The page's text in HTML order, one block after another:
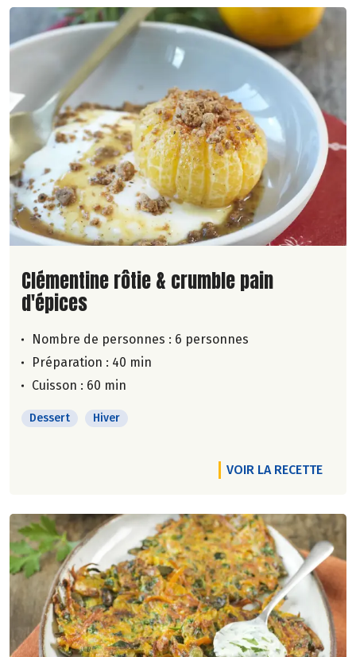
Lire la suite de la recette
Clémentine rôtie & crumble pain
d'épices
Nombre de personnes : 6 personnes
Préparation : 40 min
Cuisson : 60 min
Dessert Hiver
VOIR LA RECETTE